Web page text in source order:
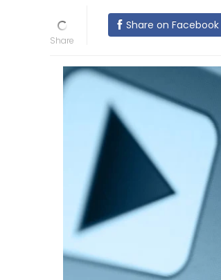
Share on Facebook